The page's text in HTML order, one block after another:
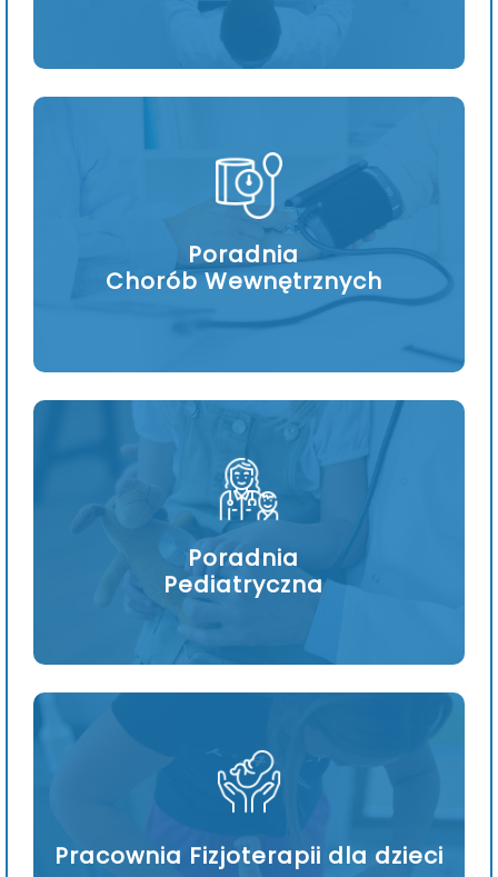
Poradnia
Chorób Wewnętrznych
Poradnia
Pediatryczna
Pracownia Fizjoterapii dla dzieci